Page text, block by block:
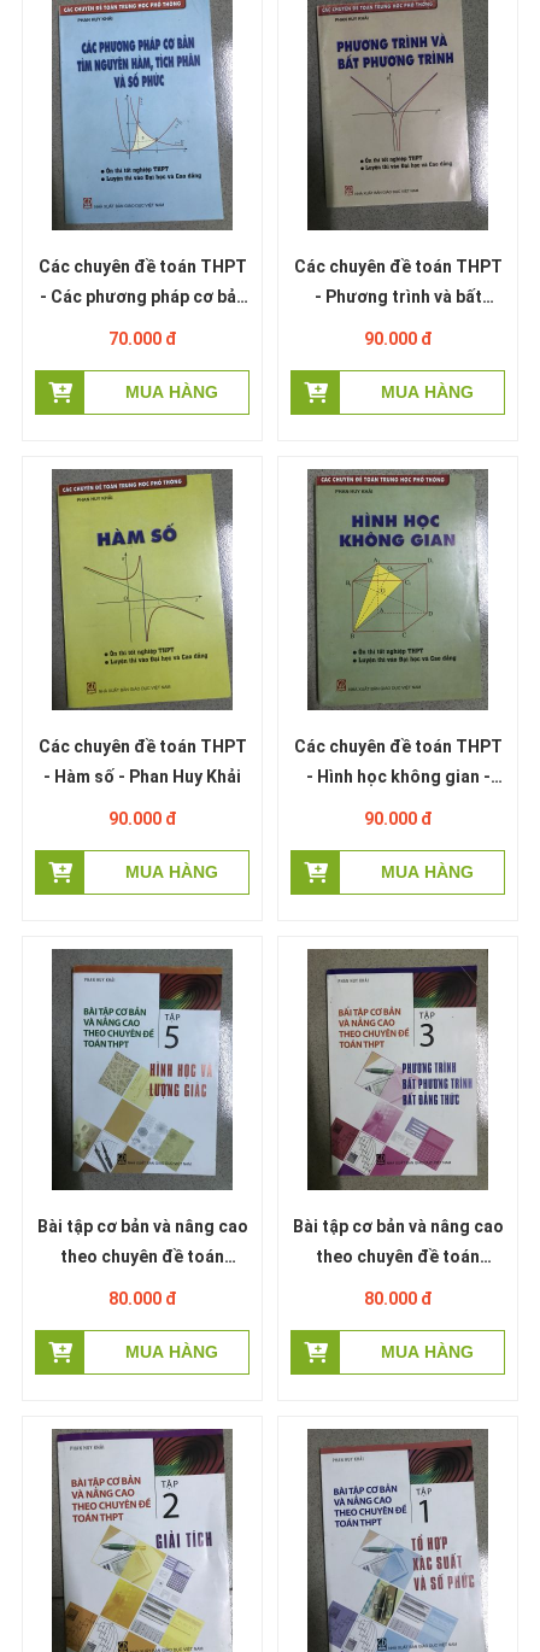
Các chuyên đề toán THPT
- Các phương pháp cơ bản
70.000 đ
Các chuyên đề toán THPT
- Phương trình và bất
90.000 đ
Các chuyên đề toán THPT
- Hàm số - Phan Huy Khải
90.000 đ
Các chuyên đề toán THPT
- Hình học không gian -
90.000 đ
Bài tập cơ bản và nâng cao
theo chuyên đề toán
80.000 đ
Bài tập cơ bản và nâng cao
theo chuyên đề toán
Bất đẳng thức - Phan Huy
Khải
80.000 đ